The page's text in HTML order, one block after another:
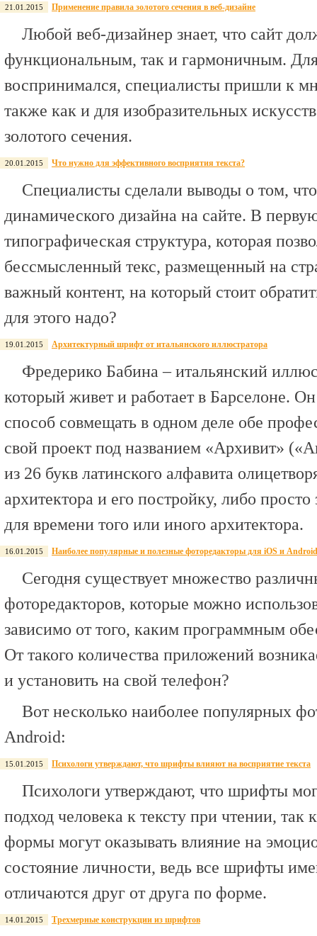
21.01.2015 Применение правила золотого сечения в веб-дизайне
Любой веб-дизайнер знает, что сайт
функциональным, так и гармоничным.
воспринимался, специалисты пришли к
также как и для изобразительных
золотого сечения.
20.01.2015 Что нужно для эффективного восприятия текста?
Специалисты сделали выводы о том,
динамического дизайна на сайте. В
типографическая структура, которая
бессмысленный текс, размещенный на
важный контент, на который стоит
для этого надо?
19.01.2015 Архитектурный шрифт от итальянского иллюстратора
Фредерико Бабина – итальянский
который живет и работает в Барселоне.
способ совмещать в одном деле обе
свой проект под названием «Архивит»
из 26 букв латинского алфавита
архитектора и его постройку, либо
для времени того или иного архитектора.
16.01.2015 Наиболее популярные и полезные фоторедакторы для iOS и Android
Сегодня существует множество
фоторедакторов, которые можно
зависимо от того, каким программным
От такого количества приложений
и установить на свой телефон?
Вот несколько наиболее популярных
Android:
15.01.2015 Психологи утверждают, что шрифты влияют на восприятие текста
Психологи утверждают, что шрифты
подход человека к тексту при чтении, так
формы могут оказывать влияние на
состояние личности, ведь все шрифты
отличаются друг от друга по форме.
14.01.2015 Трехмерные конструкции из шрифтов